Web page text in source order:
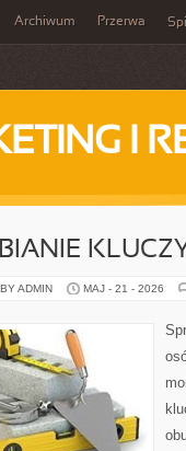
Archiwum Przerwa
I
ADMIN MAJ - 21 - 2026